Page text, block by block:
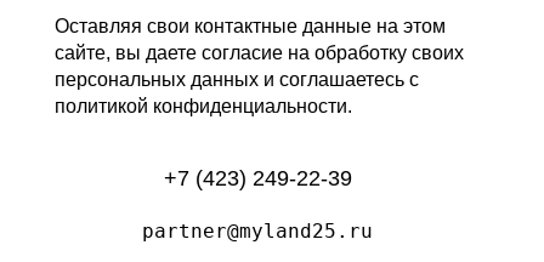
Оставляя свои контактные данные на этом
сайте, вы даете согласие на обработку своих
персональных данных и соглашаетесь с
политикой конфиденциальности.
+7 (423) 249-22-39
partner@myland25.ru